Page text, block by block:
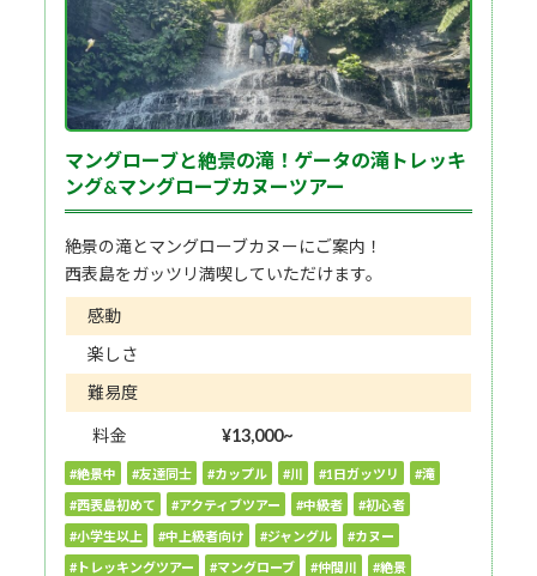
マングローブと絶景の滝！ゲータの滝トレッキ
ング&マングローブカヌーツアー
絶景の滝とマングローブカヌーにご案内！
西表島をガッツリ満喫していただけます。
感動
楽しさ
難易度
料金 ¥13,000~
#絶景中 #友達同士 #カップル #川 #1日ガッツリ
#滝
#西表島初めて
#アクティブツアー #中級者
#初心者
#小学生以上
#中上級者向け #ジャングル
#カヌー
#トレッキングツアー
#マングローブ #仲間川 #絶景